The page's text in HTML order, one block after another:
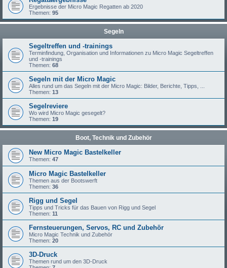
Ergebnisse der Micro Magic Regatten ab 2020
Themen: 95
Segeln
Segeltreffen und -trainings
Terminfindung, Organisation und Informationen zu Micro Magic Segeltreffen
und -trainings
Themen: 68
Segeln mit der Micro Magic
Alles rund um das Segeln mit der Micro Magic: Bilder, Berichte, Tipps, ...
Themen: 13
Segelreviere
Wo wird Micro Magic gesegelt?
Themen: 19
Boot, Technik und Zubehör
New Micro Magic Bastelkeller
Themen: 47
Micro Magic Bastelkeller
Themen aus der Bootswerft
Themen: 36
Rigg und Segel
Tipps und Tricks für das Bauen von Rigg und Segel
Themen: 11
Fernsteuerungen, Servos, RC und Zubehör
Micro Magic Technik und Zubehör
Themen: 20
3D-Druck
Themen rund um den 3D-Druck